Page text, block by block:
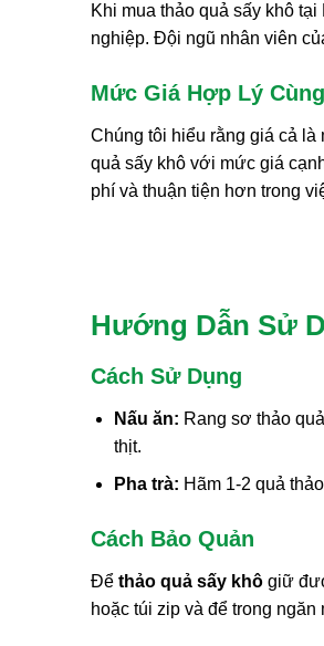
Khi mua thảo quả sấy khô
nghiệp. Đội ngũ nhân viên
Mức Giá Hợp Lý
Chúng tôi hiểu rằng giá cả
quả sấy khô với mức giá
phí và thuận tiện hơn trong
Hướng Dẫn Sử
Cách Sử Dụng
Nấu ăn: Rang sơ thảo
thịt.
Pha trà: Hãm 1-2 quả
Cách Bảo Quản
Để thảo quả sấy khô giữ
hoặc túi zip và để trong